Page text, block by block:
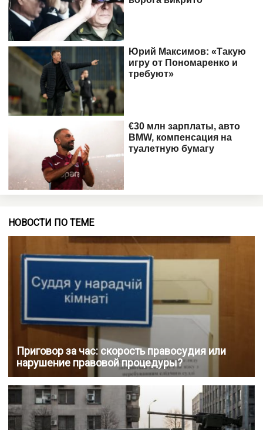
НОВОСТИ ПО ТЕМЕ
Приговор за час: скорость правосудия или
нарушение правовой процедуры?